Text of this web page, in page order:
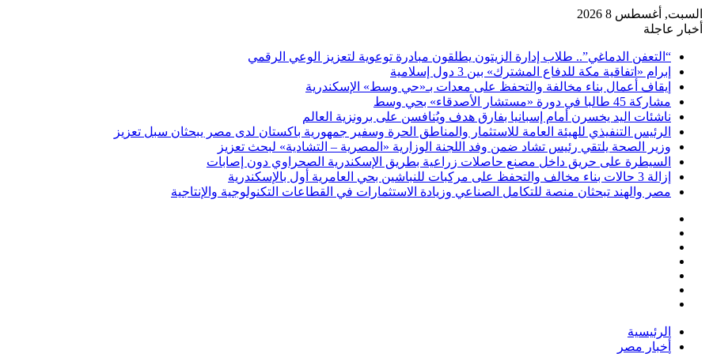
السبت, أغسطس 8 2026
أخبار عاجلة
“التعفن الدماغي”.. طلاب إدارة الزيتون يطلقون مبادرة توعوية لتعزيز الوعي الرقمي
إبرام «اتفاقية مكة للدفاع المشترك» بين 3 دول إسلامية
إيقاف أعمال بناء مخالفة والتحفظ على معدات بـ«حي وسط» الإسكندرية
مشاركة 45 طالبا في دورة «مستشار الأصدقاء» بحي وسط
ناشئات اليد يخسرن أمام إسبانيا بفارق هدف ويُنافسن على برونزية العالم
الرئيس التنفيذي للهيئة العامة للاستثمار والمناطق الحرة وسفير جمهورية باكستان لدى مصر يبحثان سبل تعزيز
وزير الصحة يلتقي رئيس تشاد ضمن وفد اللجنة الوزارية «المصرية – التشادية» لبحث تعزيز
السيطرة على حريق داخل مصنع حاصلات زراعية بطريق الإسكندرية الصحراوي دون إصابات
إزالة 3 حالات بناء مخالف والتحفظ على مركبات للنباشين بحي العامرية أول بالإسكندرية
مصر والهند تبحثان منصة للتكامل الصناعي وزيادة الاستثمارات في القطاعات التكنولوجية والإنتاجية
جانبي
الرئيسية
أخبار مصر